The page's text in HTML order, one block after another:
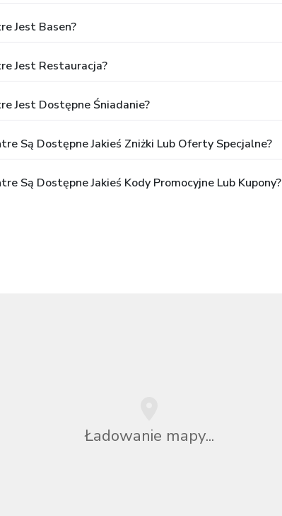
Jest Basen?
Jest Restauracja?
Jest Dostępne Śniadanie?
Są Dostępne Jakieś Zniżki Lub Oferty Specjalne?
Są Dostępne Jakieś Kody Promocyjne Lub Kupony?
Ładowanie mapy...